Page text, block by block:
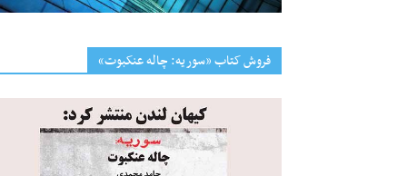
فروش کتاب «سوریه: چاله عنکبوت»